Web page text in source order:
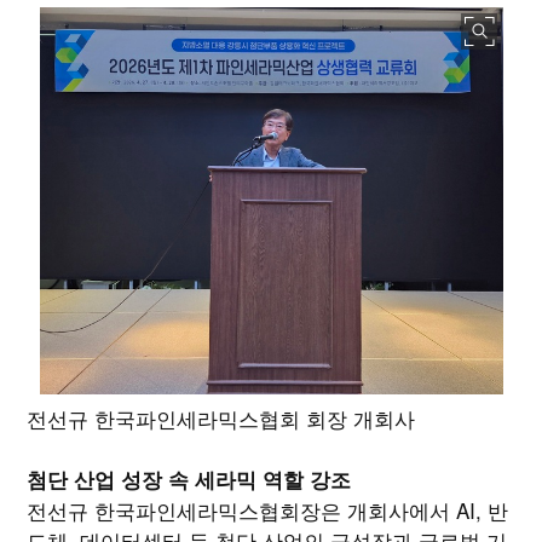
전선규 한국파인세라믹스협회 회장 개회사
첨단 산업 성장 속 세라믹 역할 강조
전선규 한국파인세라믹스협회장은 개회사에서 AI, 반